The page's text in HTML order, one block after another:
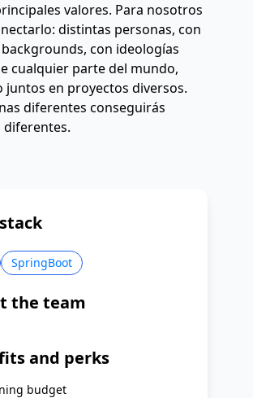
valores. Para nosotros
distintas personas, con
con ideologías
cualquier parte del mundo,
juntos en proyectos diversos.
diferentes conseguirás
diferentes.
SpringBoot
the team
and perks
budget